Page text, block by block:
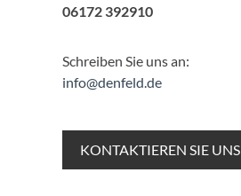
06172 392910
Schreiben Sie uns an:
info@denfeld.de
KONTAKTIEREN SIE UNS